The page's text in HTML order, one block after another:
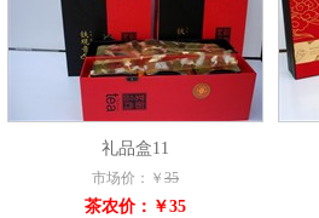
礼品盒11
市场价：￥ 35
茶农价：￥35